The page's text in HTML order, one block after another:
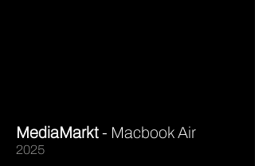
MediaMarkt- Macbook Air
2025